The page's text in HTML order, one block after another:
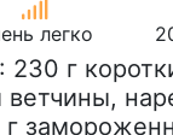
легко
: 230 г
ветчины,